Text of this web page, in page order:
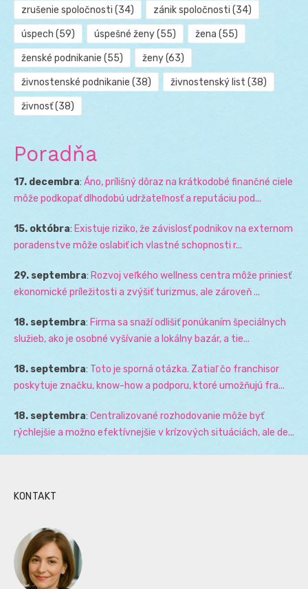
zrušenie spoločnosti (34) zánik spoločnosti (34)
úspech (59) úspešné ženy(55) žena (55)
ženské podnikanie (55) ženy(63)
živnostenské podnikanie (38) živnostenský list (38)
živnosť(38)
Poradňa
17. decembra: Áno, prílišný dôraz na krátkodobé finančné ciele
môže podkopať dlhodobú udržateľnosť a reputáciu pod...
15. októbra: Existuje riziko, že závislosť podnikov na externom
poradenstve môže oslabiť ich vlastné schopnosti r...
29. septembra: Rozvoj veľkého wellness centra môže priniesť
ekonomické príležitosti a zvýšiť turizmus, ale zároveň ...
18. septembra: Firma sa snaží odlišiť ponúkaním špeciálnych
služieb, ako je osobné vyšívanie a lokálny bazár, a tie...
18. septembra: Toto je sporná otázka. Zatiaľ čo franchisor
poskytuje značku, know-how a podporu, ktoré umožňujú fra...
18. septembra: Centralizované rozhodovanie môže byť
rýchlejšie a možno efektívnejšie v krízových situáciách, ale de...
KONTAKT